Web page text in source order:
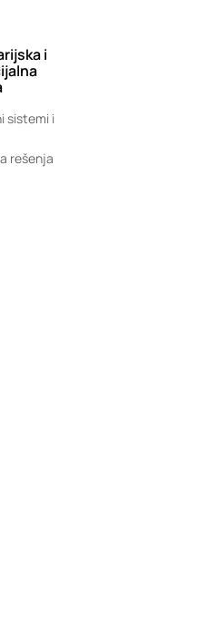
i
sistemi i
rešenja